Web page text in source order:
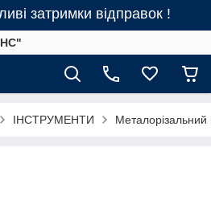
затримки відправок !
ІНСТРУМЕНТИ Металорізальний